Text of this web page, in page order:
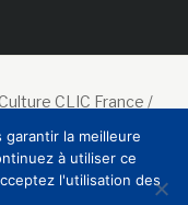
CLIC France /
la meilleure
à utiliser ce
l'utilisation des